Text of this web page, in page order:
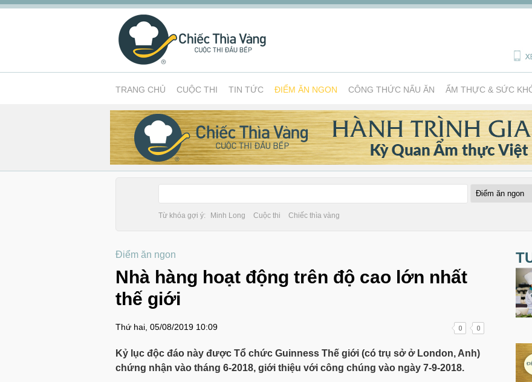
TRANG CHỦ CUỘC THI TIN TỨC ĐIỂM ĂN NGON CÔNG THỨC NẤU ĂN ẨM THỰC & SỨC
Từ khóa gợi ý: Minh Long Cuộc thi Chiếc thìa vàng
Điểm ăn ngon
Nhà hàng hoạt động trên độ cao lớn nhất
thế giới
Thứ hai, 05/08/2019 10:09 0 0
Kỷ lục độc đáo này được Tổ chức Guinness Thế giới (có trụ sở ở London, Anh)
chứng nhận vào tháng 6-2018, giới thiệu với công chúng vào ngày 7-9-2018.